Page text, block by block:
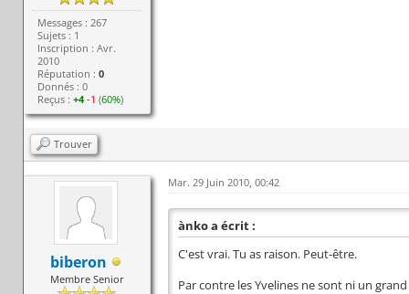
Messages : 267
Sujets : 1
Inscription : Avr.
2010
Réputation :0
Donnés : 0
Reçus :+4 -1 (60%)
Trouver
biberon
Membre Senior
Mar. 29 Juin 2010, 00:42
ànko a écrit :
C'est vrai. Tu as raison. Peut-être.
Par contre les Yvelines ne sont ni un